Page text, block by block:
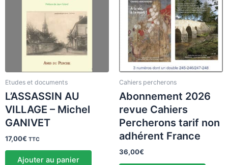
Etudes et documents
L’ASSASSIN AU
VILLAGE – Michel
GANIVET
17,00€ TTC
Ajouter au panier
Cahiers percherons
Abonnement 2026
revue Cahiers
Percherons tarif non
adhérent France
36,00€